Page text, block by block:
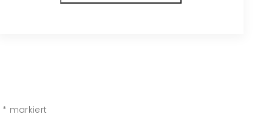
* markiert